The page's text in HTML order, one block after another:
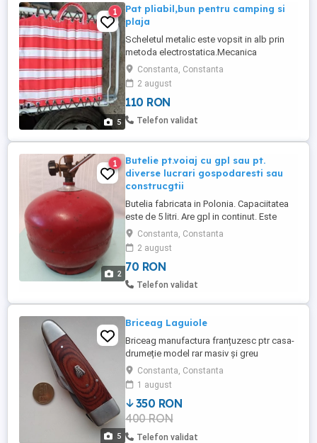
5
1
Pat pliabil,bun pentru camping si
plaja
Scheletul metalic este vopsit in alb prin
metoda electrostatica.Mecanica
functioneaza ireprosabil..Panza
rezistenta,frumos colorata,speciala
speciala,pentru paturi,scaune si lucrari de
tapiterie-fibra naturala.Sistemul de
prindere a panzei,reglabil: coarda
...
Constanta, Constanta
2 august
110 RON
Telefon validat
2
1
Butelie pt.voiaj cu gpl sau pt.
diverse lucrari gospodaresti sau
construcgtii
Butelia fabricata in Polonia. Capaciitatea
este de 5 litri. Are gpl in continut. Este
folosita dar in buna stare de functionare
Culoare rosie.
Constanta, Constanta
2 august
70 RON
Telefon validat
5
Briceag Laguiole
Briceag manufactura franțuzesc ptr casa-
drumeție model rar masiv și greu
original,autentic Laguiole ștanțat pe lama
cu sigla firmei in stare perfecta fara joc in
maner ascuțit din fabrica că un brici
prasele din lemn exotic lungime deschis
20 cm.Se vinde doar local în
Constanța.Pret fix.Nu raspund la ...
Constanta, Constanta
1 august
350 RON
400 RON
Telefon validat